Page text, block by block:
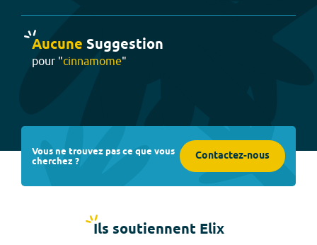
Aucune Suggestion
pour "cinnamome"
Vous ne trouvez pas ce que vous
cherchez ? Contactez-nous
Ils soutiennent Elix